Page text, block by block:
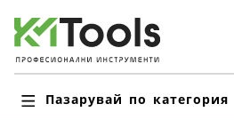
Пазарувай по категория